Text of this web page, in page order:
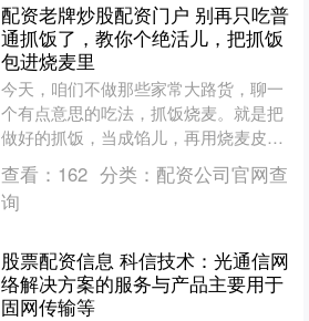
配资老牌炒股配资门户 别再只吃普
通抓饭了，教你个绝活儿，把抓饭
包进烧麦里
今天，咱们不做那些家常大路货，聊一
个有点意思的吃法，抓饭烧麦。就是把
做好的抓饭，当成馅儿，再用烧麦皮给
它包起来蒸熟。听起来好像有点折腾，
但味道是真的不一样，两种....
查看： 162 分类： 配资公司官网查
询
股票配资信息 科信技术：光通信网
络解决方案的服务与产品主要用于
固网传输等